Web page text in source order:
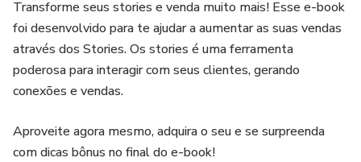
Transforme seus stories e venda muito mais! Esse e-book
foi desenvolvido para te ajudar a aumentar as suas vendas
através dos Stories. Os stories é uma ferramenta
poderosa para interagir com seus clientes, gerando
conexões e vendas.
Aproveite agora mesmo, adquira o seu e se surpreenda
com dicas bônus no final do e-book!